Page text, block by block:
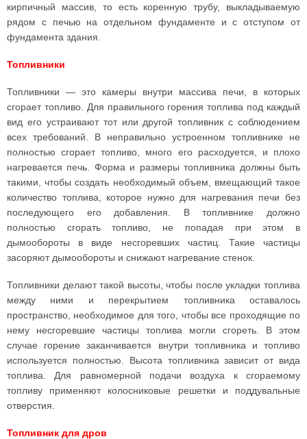
кирпичный массив, то есть коренную трубу, выкладываемую
рядом с печью на отдельном фундаменте и с отступом от
фундамента здания.
Топливники
Топливники — это камеры внутри массива печи, в которых
сгорает топливо. Для правильного горения топлива под каждый
вид его устраивают тот или другой топливник с соблюдением
всех требований. В неправильно устроенном топливнике не
полностью сгорает топливо, много его расходуется, и плохо
нагревается печь. Форма и размеры топливника должны быть
такими, чтобы создать необходимый объем, вмещающий такое
количество топлива, которое нужно для нагревания печи без
последующего его добавления. В топливнике должно
полностью сгорать топливо, не попадая при этом в
дымообороты в виде несгоревших частиц. Такие частицы
засоряют дымообороты и снижают нагревание стенок.
Топливники делают такой высоты, чтобы после укладки топлива
между ними и перекрытием топливника оставалось
пространство, необходимое для того, чтобы все проходящие по
нему несгоревшие частицы топлива могли сгореть. В этом
случае горение заканчивается внутри топливника и топливо
используется полностью. Высота топливника зависит от вида
топлива. Для равномерной подачи воздуха к сгораемому
топливу применяют колосниковые решетки и поддувальные
отверстия.
Топливник для дров